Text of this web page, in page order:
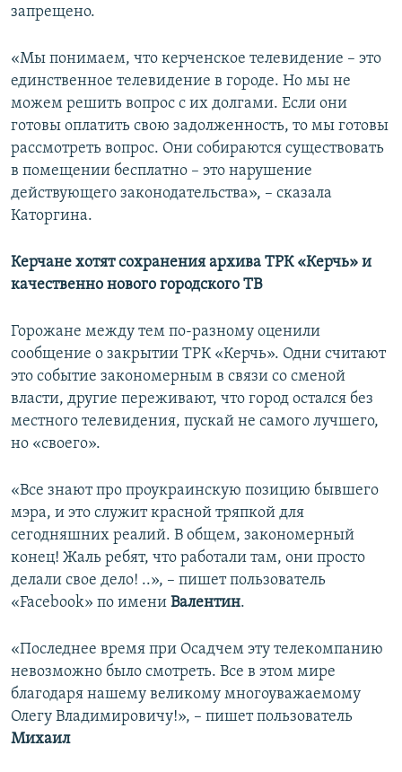
запрещено.
«Мы понимаем, что керченское телевидение – это
единственное телевидение в городе. Но мы не
можем решить вопрос с их долгами. Если они
готовы оплатить свою задолженность, то мы готовы
рассмотреть вопрос. Они собираются существовать
в помещении бесплатно – это нарушение
действующего законодательства», – сказала
Каторгина.
Керчане хотят сохранения архива ТРК «Керчь» и
качественно нового городского ТВ
Горожане между тем по-разному оценили
сообщение о закрытии ТРК «Керчь». Одни считают
это событие закономерным в связи со сменой
власти, другие переживают, что город остался без
местного телевидения, пускай не самого лучшего,
но «своего».
«Все знают про проукраинскую позицию бывшего
мэра, и это служит красной тряпкой для
сегодняшних реалий. В общем, закономерный
конец! Жаль ребят, что работали там, они просто
делали свое дело! ..», – пишет пользователь
«Facebook» по имени Валентин.
«Последнее время при Осадчем эту телекомпанию
невозможно было смотреть. Все в этом мире
благодаря нашему великому многоуважаемому
Олегу Владимировичу!», – пишет пользователь
Михаил